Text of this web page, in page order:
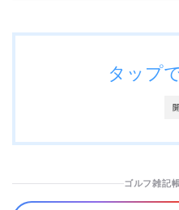
タップ
ゴルフ雑記